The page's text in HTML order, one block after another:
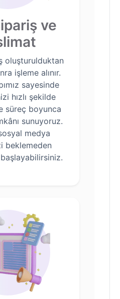
ve
oluşturulduktan
işleme alınır.
sayesinde
hızlı şekilde
süreç boyunca
sunuyoruz.
medya
beklemeden